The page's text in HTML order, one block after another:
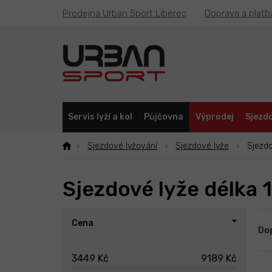
Prodejna Urban Sport Liberec Doprava a
Servis lyží a kol Půjčovna Výprodej
Sjezdové lyžování Sjezdové lyže
Sjezdové lyže délka
Cena
3449 Kč 9189 Kč
a